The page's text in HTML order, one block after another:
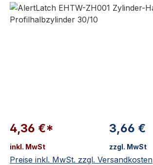
4,36 €*
inkl. MwSt
3,66 €
zzgl. MwSt
Preise inkl. MwSt. zzgl. Versandkosten